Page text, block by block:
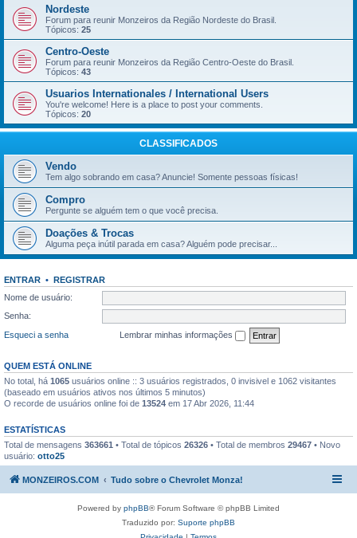
Nordeste
Forum para reunir Monzeiros da Região Nordeste do Brasil.
Tópicos: 25
Centro-Oeste
Forum para reunir Monzeiros da Região Centro-Oeste do Brasil.
Tópicos: 43
Usuarios Internationales / International Users
You're welcome! Here is a place to post your comments.
Tópicos: 20
CLASSIFICADOS
Vendo
Tem algo sobrando em casa? Anuncie! Somente pessoas físicas!
Compro
Pergunte se alguém tem o que você precisa.
Doações & Trocas
Alguma peça inútil parada em casa? Alguém pode precisar...
ENTRAR • REGISTRAR
Nome de usuário:
Senha:
Esqueci a senha
Lembrar minhas informações
QUEM ESTÁ ONLINE
No total, há 1065 usuários online :: 3 usuários registrados, 0 invisivel e 1062 visitantes
(baseado em usuários ativos nos últimos 5 minutos)
O recorde de usuários online foi de 13524 em 17 Abr 2026, 11:44
ESTATÍSTICAS
Total de mensagens 363661 • Total de tópicos 26326 • Total de membros 29467 • Novo
usuário: otto25
MONZEIROS.COM Tudo sobre o Chevrolet Monza!
Powered by phpBB® Forum Software © phpBB Limited
Traduzido por: Suporte phpBB